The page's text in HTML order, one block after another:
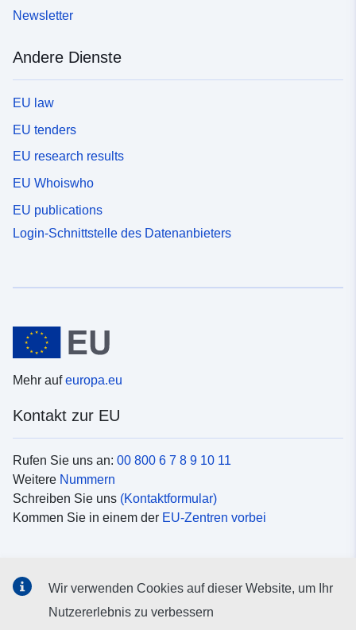
Newsletter
Andere Dienste
EU law
EU tenders
EU research results
EU Whoiswho
EU publications
Login-Schnittstelle des Datenanbieters
Mehr aufeuropa.eu
Kontakt zur EU
Rufen Sie uns an: 00 800 6 7 8 9 10 11
Weitere Nummern
Schreiben Sie uns (Kontaktformular)
Kommen Sie in einem der EU-Zentren vorbei
Suche nach EUSocial-Media-Kanäle
Wir verwenden Cookies auf dieser Website, um Ihr
Nutzererlebnis zu verbessern